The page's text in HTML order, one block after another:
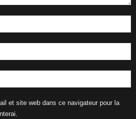
et site web dans ce navigateur pour la